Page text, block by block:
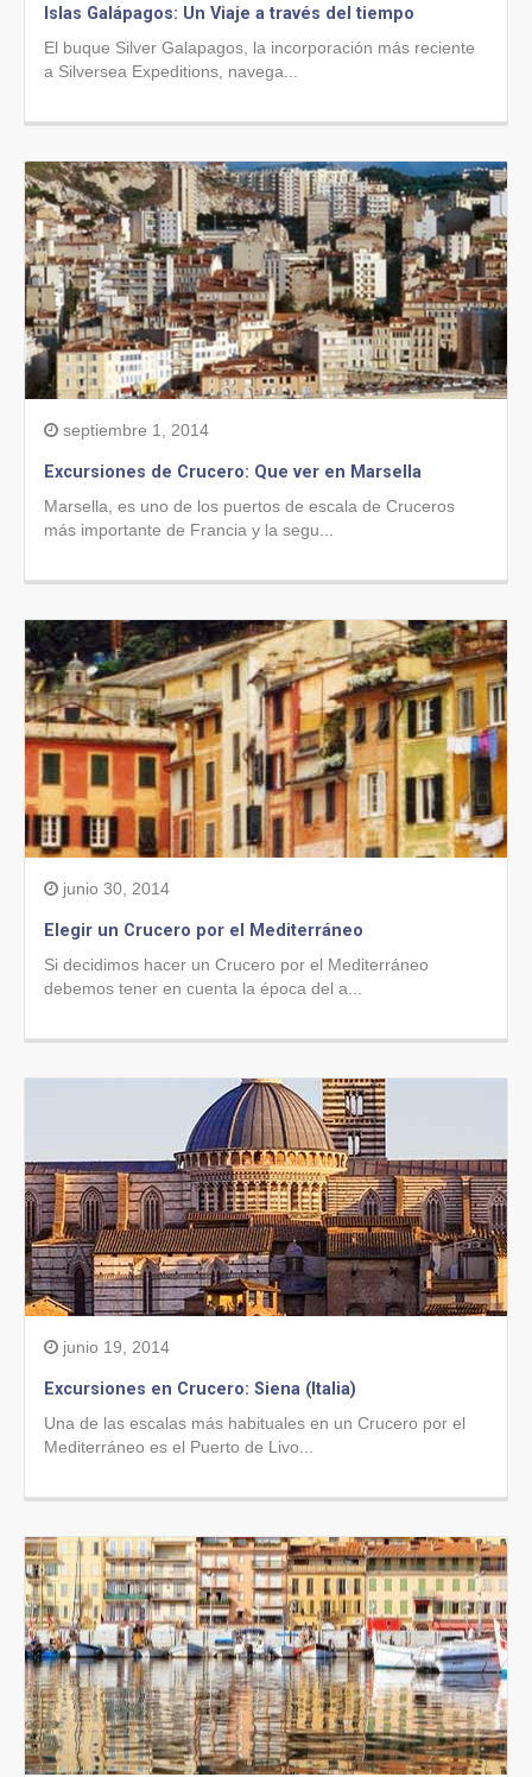
Islas Galápagos: Un Viaje a través del tiempo
El buque Silver Galapagos, la incorporación más reciente
a Silversea Expeditions, navega...
septiembre 1, 2014
Excursiones de Crucero: Que ver en Marsella
Marsella, es uno de los puertos de escala de Cruceros
más importante de Francia y la segu...
junio 30, 2014
Elegir un Crucero por el Mediterráneo
Si decidimos hacer un Crucero por el Mediterráneo
debemos tener en cuenta la época del a...
junio 19, 2014
Excursiones en Crucero: Siena (Italia)
Una de las escalas más habituales en un Crucero por el
Mediterráneo es el Puerto de Livo...